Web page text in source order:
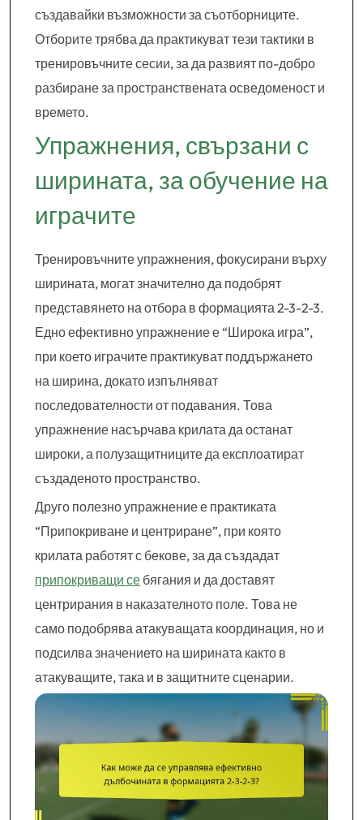
създавайки възможности за съотборниците.
Отборите трябва да практикуват тези тактики в
тренировъчните сесии, за да развият по-добро
разбиране за пространствената осведоменост и
времето.
Упражнения, свързани с
ширината, за обучение на
играчите
Тренировъчните упражнения, фокусирани върху
ширината, могат значително да подобрят
представянето на отбора в формацията 2-3-2-3.
Едно ефективно упражнение е “Широка игра”,
при което играчите практикуват поддържането
на ширина, докато изпълняват
последователности от подавания. Това
упражнение насърчава крилата да останат
широки, а полузащитниците да експлоатират
създаденото пространство.
Друго полезно упражнение е практиката
“Припокриване и центриране”, при която
крилата работят с бекове, за да създадат
припокриващи се бягания и да доставят
центрирания в наказателното поле. Това не
само подобрява атакуващата координация, но и
подсилва значението на ширината както в
атакуващите, така и в защитните сценарии.